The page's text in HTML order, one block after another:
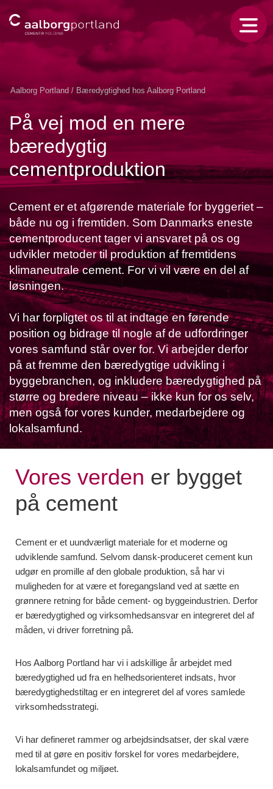
Aalborg Portland / Bæredygtighed hos Aalborg Portland
På vej mod en mere
bæredygtig
cementproduktion
Cement er et afgørende materiale for byggeriet –
både nu og i fremtiden. Som Danmarks eneste
cementproducent tager vi ansvaret på os og
udvikler metoder til produktion af fremtidens
klimaneutrale cement. For vi vil være en del af
løsningen.
Vi har forpligtet os til at indtage en førende
position og bidrage til nogle af de udfordringer
vores samfund står over for. Vi arbejder derfor
på at fremme den bæredygtige udvikling i
byggebranchen, og inkludere bæredygtighed på
større og bredere niveau – ikke kun for os selv,
men også for vores kunder, medarbejdere og
lokalsamfund.
Vores verden er bygget
på cement
Cement er et uundværligt materiale for et moderne og
udviklende samfund. Selvom dansk-produceret cement kun
udgør en promille af den globale produktion, så har vi
muligheden for at være et foregangsland ved at sætte en
grønnere retning for både cement- og byggeindustrien. Derfor
er bæredygtighed og virksomhedsansvar en integreret del af
måden, vi driver forretning på.
Hos Aalborg Portland har vi i adskillige år arbejdet med
bæredygtighed ud fra en helhedsorienteret indsats, hvor
bæredygtighedstiltag er en integreret del af vores samlede
virksomhedsstrategi.
Vi har defineret rammer og arbejdsindsatser, der skal være
med til at gøre en positiv forskel for vores medarbejdere,
lokalsamfundet og miljøet.